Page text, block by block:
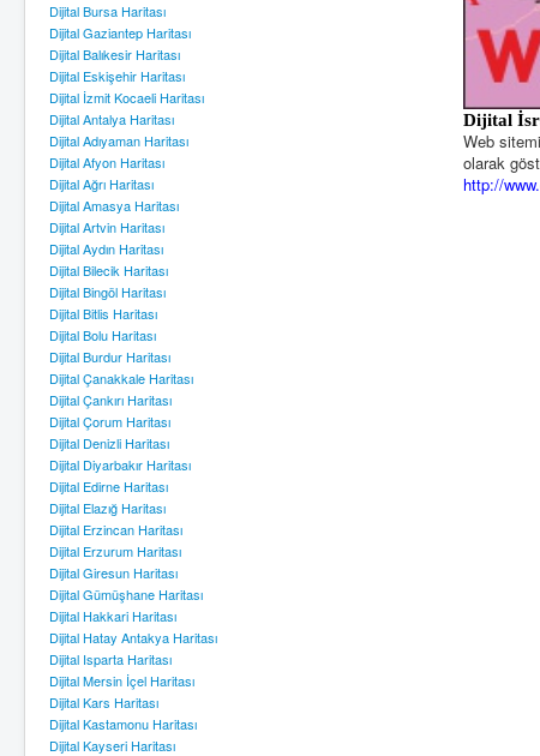
Dijital Bursa Haritası
Dijital Gaziantep Haritası
Dijital Balıkesir Haritası
Dijital Eskişehir Haritası
Dijital İzmit Kocaeli Haritası
Dijital Antalya Haritası
Dijital Adıyaman Haritası
Dijital Afyon Haritası
Dijital Ağrı Haritası
Dijital Amasya Haritası
Dijital Artvin Haritası
Dijital Aydın Haritası
Dijital Bilecik Haritası
Dijital Bingöl Haritası
Dijital Bitlis Haritası
Dijital Bolu Haritası
Dijital Burdur Haritası
Dijital Çanakkale Haritası
Dijital Çankırı Haritası
Dijital Çorum Haritası
Dijital Denizli Haritası
Dijital Diyarbakır Haritası
Dijital Edirne Haritası
Dijital Elazığ Haritası
Dijital Erzincan Haritası
Dijital Erzurum Haritası
Dijital Giresun Haritası
Dijital Gümüşhane Haritası
Dijital Hakkari Haritası
Dijital Hatay Antakya Haritası
Dijital Isparta Haritası
Dijital Mersin İçel Haritası
Dijital Kars Haritası
Dijital Kastamonu Haritası
Dijital Kayseri Haritası
Dijital
Web
olarak
http://